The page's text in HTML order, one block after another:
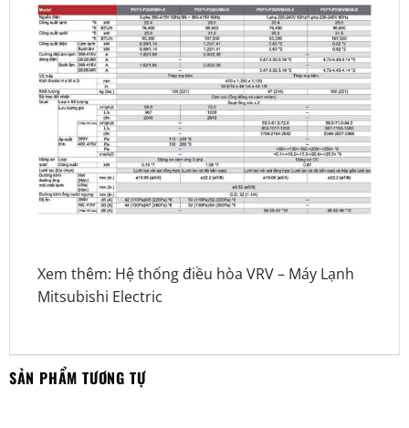
Xem thêm: Hệ thống điều hòa VRV– Máy Lạnh
Mitsubishi Electric
SẢN PHẨM TƯƠNG TỰ